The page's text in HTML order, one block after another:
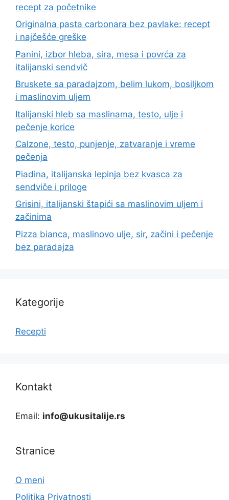
recept za početnike
Originalna pasta carbonara bez pavlake: recept
i najčešće greške
Panini, izbor hleba, sira, mesa i povrća za
italijanski sendvič
Bruskete sa paradajzom, belim lukom, bosiljkom
i maslinovim uljem
Italijanski hleb sa maslinama, testo, ulje i
pečenje korice
Calzone, testo, punjenje, zatvaranje i vreme
pečenja
Piadina, italijanska lepinja bez kvasca za
sendviče i priloge
Grisini, italijanski štapići sa maslinovim uljem i
začinima
Pizza bianca, maslinovo ulje, sir, začini i pečenje
bez paradajza
Kategorije
Recepti
Kontakt
Email: info@ukusitalije.rs
Stranice
O meni
Politika Privatnosti